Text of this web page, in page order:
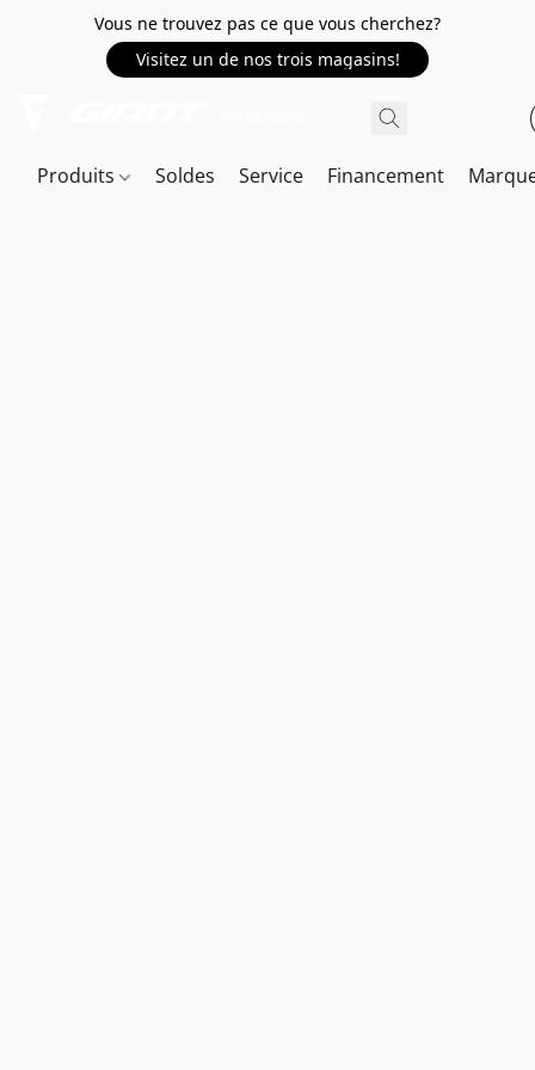
Vous ne trouvez pas ce que vous cherchez?
Visitez un de nos trois magasins!
Produits Soldes Service Financement